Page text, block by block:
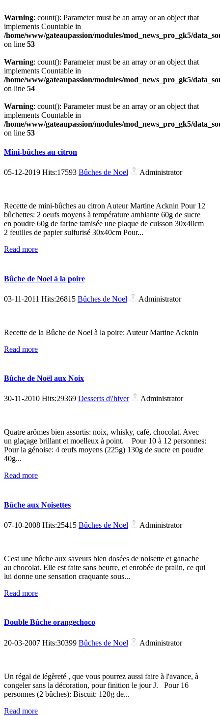
Warning: count(): Parameter must be an array or an object that
implements Countable in
/home/www/gateaupassion/modules/mod_news_pro_gk5/
on line 53
Warning: count(): Parameter must be an array or an object that
implements Countable in
/home/www/gateaupassion/modules/mod_news_pro_gk5/
on line 54
Warning: count(): Parameter must be an array or an object that
implements Countable in
/home/www/gateaupassion/modules/mod_news_pro_gk5/
on line 53
Mini-bûches au citron
05-12-2019 Hits:17593 Bûches de Noel Administrator
Recette de mini-bûches au citron Auteur Martine Acknin Pour 12
bûchettes: 2 oeufs moyens à température ambiante 60g de sucre
en poudre 60g de farine tamisée une plaque de cuisson 30x40cm
2 feuilles de papier sulfurisé 30x40cm Pour...
Read more
Bûche de Noel à la poire
03-11-2011 Hits:26815 Bûches de Noel Administrator
Recette de la Bûche de Noel à la poire: Auteur Martine Acknin
Read more
Bûche de Noël aux Noix
30-11-2010 Hits:29369 Desserts d\'hiver Administrator
Quatre arômes bien assortis: noix, whisky, café, chocolat. Avec
un glaçage brillant et moelleux à point. Pour 10 à 12 personnes:
Pour la génoise: 4 œufs moyens (225g) 130g de sucre en poudre
40g...
Read more
Bûche aux Noisettes
07-10-2008 Hits:25415 Bûches de Noel Administrator
C'est une bûche aux saveurs bien dosées de noisette et ganache
au chocolat. Elle est faite sans beurre, et enrobée de pralin, ce qui
lui donne une sensation craquante sous...
Read more
Double Bûche orangechoco
20-03-2007 Hits:30399 Bûches de Noel Administrator
Un régal de légèreté , que vous pourrez aussi faire à l'avance, à
congeler sans la décoration, pour finition le jour J. Pour 16
personnes (2 bûches): Biscuit: 120g de...
Read more